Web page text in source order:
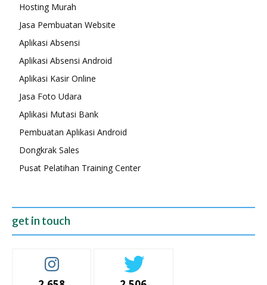
Hosting Murah
Jasa Pembuatan Website
Aplikasi Absensi
Aplikasi Absensi Android
Aplikasi Kasir Online
Jasa Foto Udara
Aplikasi Mutasi Bank
Pembuatan Aplikasi Android
Dongkrak Sales
Pusat Pelatihan Training Center
get in touch